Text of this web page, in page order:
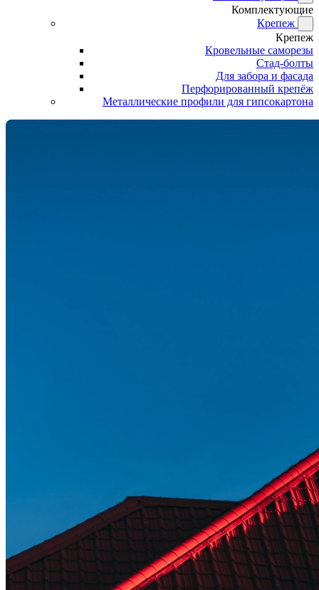
Комплектующие
Крепеж
Крепеж
Кровельные саморезы
Стад-болты
Для забора и фасада
Перфорированный крепёж
Металлические профили для гипсокартона